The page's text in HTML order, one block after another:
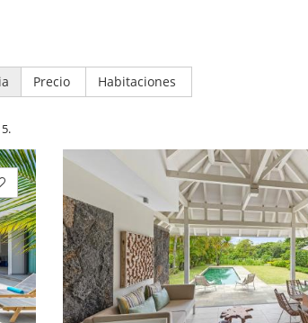
Precio Habitaciones